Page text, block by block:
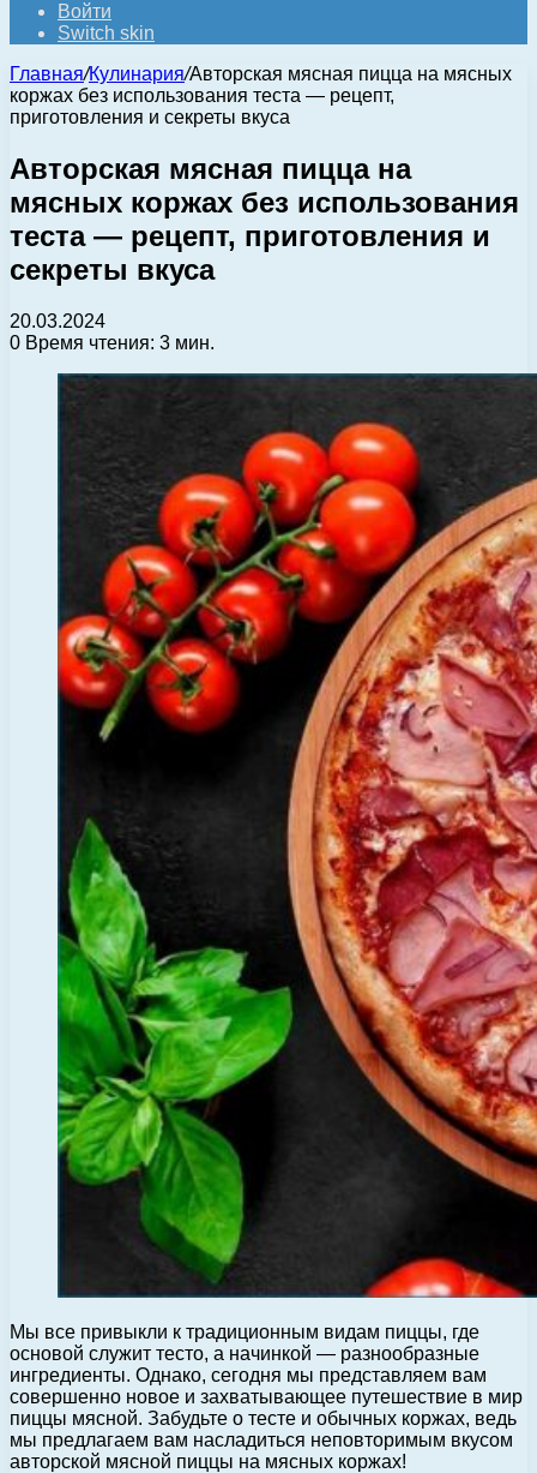
Войти
Switch skin
Главная/Кулинария/Авторская мясная пицца на мясных
коржах без использования теста — рецепт,
приготовления и секреты вкуса
Авторская мясная пицца на
мясных коржах без использования
теста — рецепт, приготовления и
секреты вкуса
20.03.2024
0 Время чтения: 3 мин.
Мы все привыкли к традиционным видам пиццы, где
основой служит тесто, а начинкой — разнообразные
ингредиенты. Однако, сегодня мы представляем вам
совершенно новое и захватывающее путешествие в мир
пиццы мясной. Забудьте о тесте и обычных коржах, ведь
мы предлагаем вам насладиться неповторимым вкусом
авторской мясной пиццы на мясных коржах!